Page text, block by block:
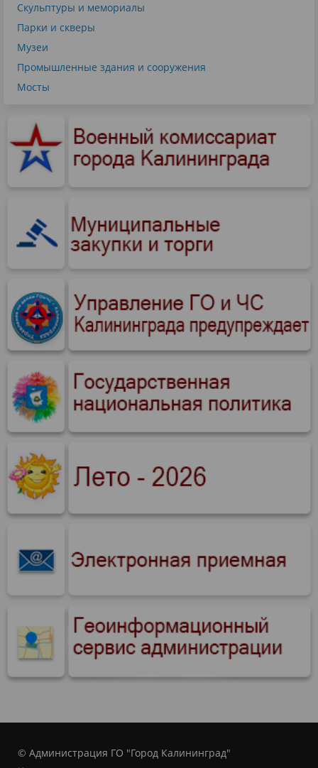
Скульптуры и мемориалы
Парки и скверы
Музеи
Промышленные здания и сооружения
Мосты
© Администрация ГО "Город Калининград"